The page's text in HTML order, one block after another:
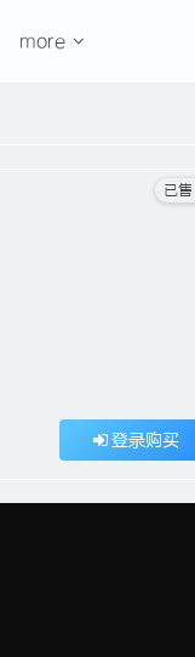
more
登录购买
已